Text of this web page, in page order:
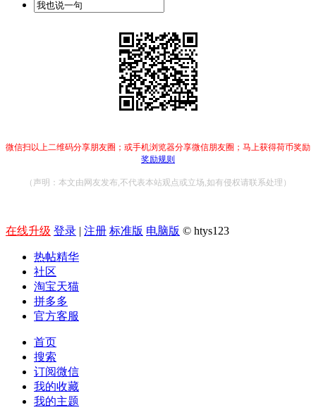
微信扫以上二维码分享朋友圈；或手机浏览器分享微信朋友圈；马上获得荷币奖励
奖励规则
（声明：本文由网友发布,不代表本站观点或立场,如有侵权请联系处理）
在线升级 登录 | 注册 标准版 电脑版 © htys123
热帖精华
社区
淘宝天猫
拼多多
官方客服
首页
搜索
订阅微信
我的收藏
我的主题